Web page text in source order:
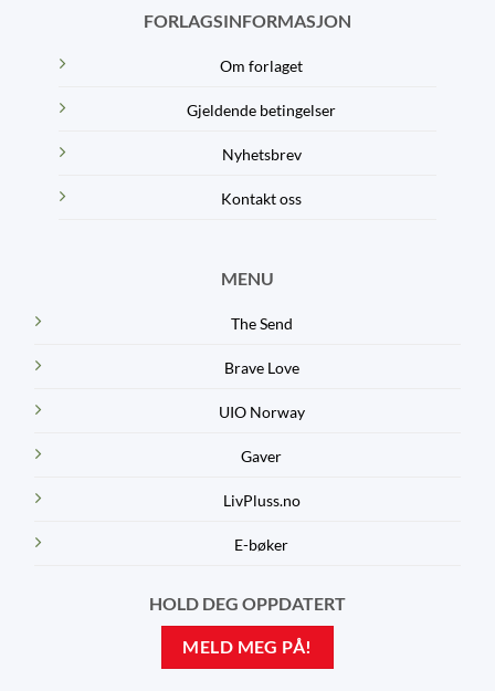
FORLAGSINFORMASJON
Om forlaget
Gjeldende betingelser
Nyhetsbrev
Kontakt oss
MENU
The Send
Brave Love
UIO Norway
Gaver
LivPluss.no
E-bøker
HOLD DEG OPPDATERT
MELD MEG PÅ!